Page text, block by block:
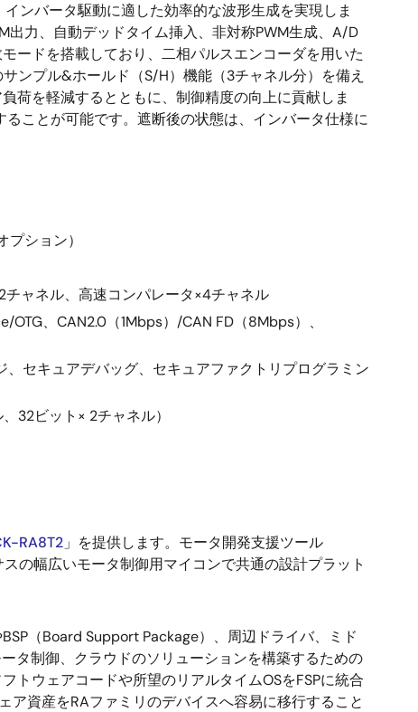
ンバータ駆動に適した効率的な波形生成を実現しま
出力、自動デッドタイム挿入、非対称PWM生成、A/D
ードを搭載しており、二相パルスエンコーダを用いた
ンプル&ホールド（S/H）機能（3チャネル分）を備え
荷を軽減するとともに、制御精度の向上に貢献しま
ことが可能です。遮断後の状態は、インバータ仕様に
ション）
ャネル、高速コンパレータ×4チャネル
、CAN2.0（1Mbps）/CAN FD（8Mbps）、
セキュアデバッグ、セキュアファクトリプログラミン
32ビット× 2チャネル）
RA8T2 」を提供します。モータ開発支援ツール
の幅広いモータ制御用マイコンで共通の設計プラット
BSP（Board Support Package）、周辺ドライバ、ミド
タ制御、クラウドのソリューションを構築するための
トウェアコードや所望のリアルタイムOSをFSPに統合
資産をRAファミリのデバイスへ容易に移行すること